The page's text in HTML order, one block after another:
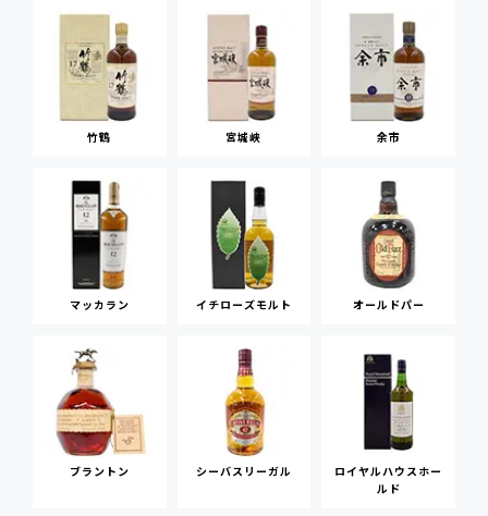
竹鶴 宮城峡 余市
マッカラン イチローズモルト オールドパー
ブラントン シーバスリーガル
ロイヤルハウスホー
ルド